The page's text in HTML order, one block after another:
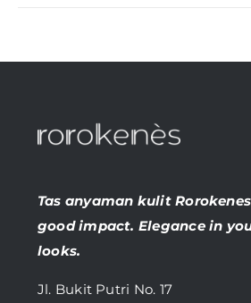
Tas anyaman kulit
good impact. Elegance in
looks.
Jl. Bukit Putri No. 17